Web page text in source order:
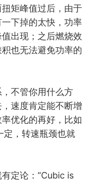
矩峰值过后，由于
下掉的太快，功率
出现；之后燃烧效
也无法避免功率的
不管你用什么方
速度肯定能不断增
优化的再好，比如
定，转速瓶颈也就
定论：“Cubic is